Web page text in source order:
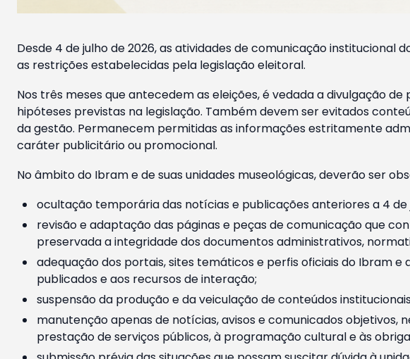
Desde 4 de julho de 2026, as atividades de comunicação institucional
as restrições estabelecidas pela legislação eleitoral.
Nos três meses que antecedem as eleições, é vedada a divulgação
hipóteses previstas na legislação. Também devem ser evitados
da gestão. Permanecem permitidas as informações estritamente
caráter publicitário ou promocional.
No âmbito do Ibram e de suas unidades museológicas, deverão ser
ocultação temporária das notícias e publicações anteriores a 4
revisão e adaptação das páginas e peças de comunicação que
preservada a integridade dos documentos administrativos,
adequação dos portais, sites temáticos e perfis oficiais do Ibram e
publicados e aos recursos de interação;
suspensão da produção e da veiculação de conteúdos
manutenção apenas de notícias, avisos e comunicados
prestação de serviços públicos, à programação cultural e às